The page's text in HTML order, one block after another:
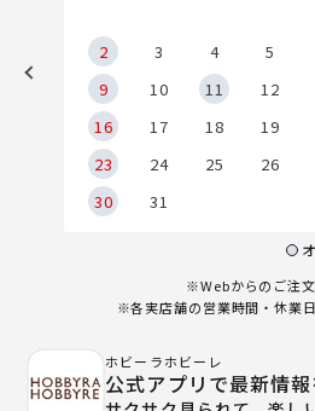
2
3 4 5
9
10 11 12
16
17 18 19
23
24 25 26
30
31
※Webからのご注
※各実店舗の営業時間・休業
ホビーラホビーレ
公式アプリで最新情報